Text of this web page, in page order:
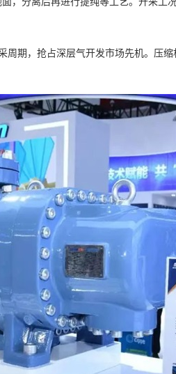
期，抢占深层气开发市场先机。压